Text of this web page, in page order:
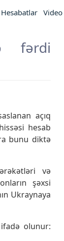
Hesabatlar Video
fərdi
açıq
hesab
bunu diktə
və
şəxsi
Ukraynaya
olunur: